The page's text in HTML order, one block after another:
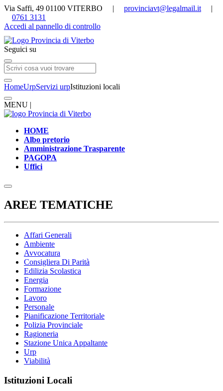
Via Saffi, 49 01100 VITERBO | provinciavt@legalmail.it |
0761 3131
Accedi al pannello di controllo
Seguici su
HomeUrpServizi urpIstituzioni locali
MENU |
HOME
Albo pretorio
Amministrazione Trasparente
PAGOPA
Uffici
AREE TEMATICHE
Affari Generali
Ambiente
Avvocatura
Consigliera Di Parità
Edilizia Scolastica
Energia
Formazione
Lavoro
Personale
Pianificazione Territoriale
Polizia Provinciale
Ragioneria
Stazione Unica Appaltante
Urp
Viabilità
Istituzioni Locali